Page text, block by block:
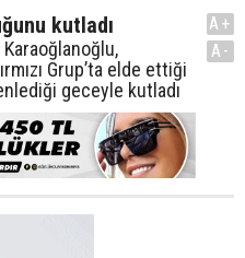
kutladı
Grup’ta elde ettiği
geceyle kutladı
A+
A-